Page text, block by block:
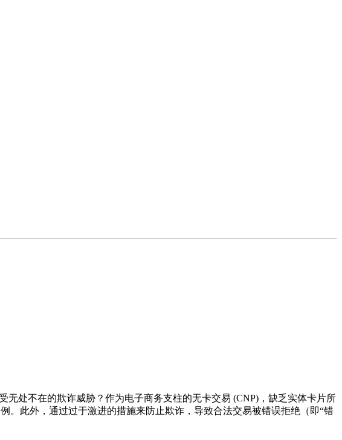
处不在的欺诈威胁？作为电子商务支柱的无卡交易 (CNP)，缺乏实体卡片所
。此外，通过过于激进的措施来防止欺诈，导致合法交易被错误拒绝（即“错